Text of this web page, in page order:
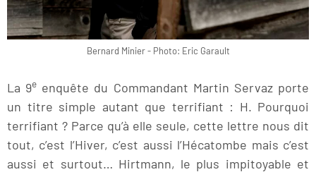
Bernard Minier - Photo: Eric Garault
La 9e enquête du Commandant Martin Servaz porte
un titre simple autant que terrifiant : H. Pourquoi
terrifiant ? Parce qu’à elle seule, cette lettre nous dit
tout, c’est l’Hiver, c’est aussi l’Hécatombe mais c’est
aussi et surtout… Hirtmann, le plus impitoyable et